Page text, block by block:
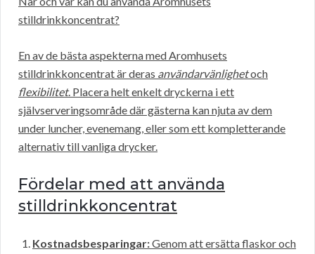
stilldrinkkoncentrat?
En av de bästa aspekterna med Aromhusets
stilldrinkkoncentrat är deras användarvänlighetoch
flexibilitet. Placera helt enkelt dryckerna i ett
självserveringsområde där gästerna kan njuta av dem
under luncher, evenemang, eller som ett kompletterande
alternativ till vanliga drycker.
Fördelar med att använda
stilldrinkkoncentrat
Kostnadsbesparingar:Genom att ersätta flaskor och